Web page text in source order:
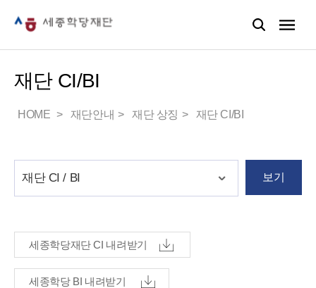
재단 CI/BI
HOME 재단안내 재단 상징 재단 CI/BI
보기
세종학당재단 CI 내려받기
세종학당 BI 내려받기